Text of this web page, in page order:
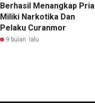
Berhasil Menangkap Pria
Miliki Narkotika Dan
Pelaku Curanmor
9 bulan lalu